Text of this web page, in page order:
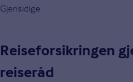
Gjensidige
Reiseforsikringen
reiseråd